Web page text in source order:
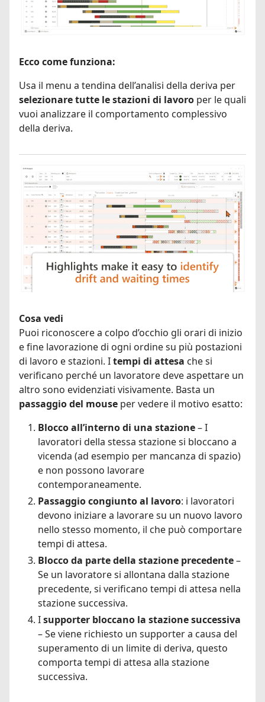
Ecco come funziona:
Usa il menu a tendina dell’analisi della deriva per
selezionare tutte le stazioni di lavoro per le quali
vuoi analizzare il comportamento complessivo
della deriva.
Cosa vedi
Puoi riconoscere a colpo d’occhio gli orari di inizio
e fine lavorazione di ogni ordine su più postazioni
di lavoro e stazioni. Itempi di attesa che si
verificano perché un lavoratore deve aspettare un
altro sono evidenziati visivamente. Basta un
passaggio del mouse per vedere il motivo esatto:
Blocco all’interno di una stazione– I
lavoratori della stessa stazione si bloccano a
vicenda (ad esempio per mancanza di spazio)
e non possono lavorare
contemporaneamente.
Passaggio congiunto al lavoro: i lavoratori
devono iniziare a lavorare su un nuovo lavoro
nello stesso momento, il che può comportare
tempi di attesa.
Blocco da parte della stazione precedente–
Se un lavoratore si allontana dalla stazione
precedente, si verificano tempi di attesa nella
stazione successiva.
Isupporter bloccano la stazione successiva
– Se viene richiesto un supporter a causa del
superamento di un limite di deriva, questo
comporta tempi di attesa alla stazione
successiva.